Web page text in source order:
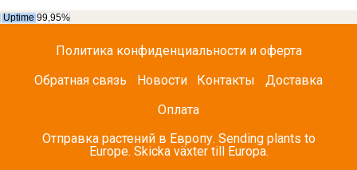
Политика конфиденциальности и оферта
Обратная связь
Новости Контакты
Доставка
Оплата
Отправка растений в Европу. Sending plants to
Europe. Skicka växter till Europa.